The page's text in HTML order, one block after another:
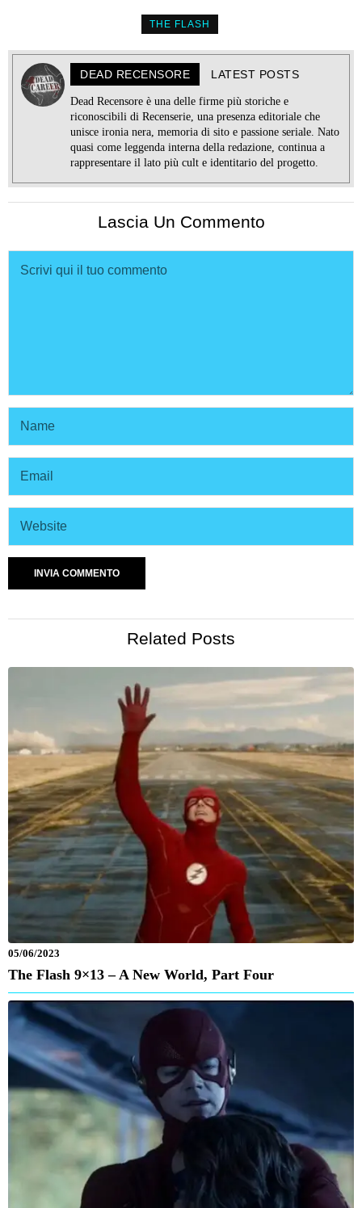
THE FLASH
DEAD RECENSORE LATEST POSTS
Dead Recensore è una delle firme più storiche e
riconoscibili di Recenserie, una presenza editoriale che
unisce ironia nera, memoria di sito e passione seriale. Nato
quasi come leggenda interna della redazione, continua a
rappresentare il lato più cult e identitario del progetto.
Lascia Un Commento
Related Posts
05/06/2023
The Flash 9×13 – A New World, Part Four